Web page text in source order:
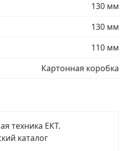
›
фурнитура
130 мм
130 мм
110 мм
Картонная коробка
техника ЕКТ.
каталог